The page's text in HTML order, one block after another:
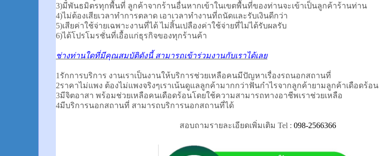
3)มีพันธมิตรทุกพื้นที่ ลูกค้าจากร้านอื่นหากเข้าในเขตพื้นที่ของท่านจะเข้าเป็นลูกค้าร้านท่าน
4)ไม่ต้องเสียเวลาทำการตลาด เอาเวลาทำงานที่ถนัดและรับเงินดีกว่า
5)เสียค่าใช้จ่ายเฉพาะงานที่ได้ ไม่สิ้นเปลืองค่าใช้จ่ายที่ไม่ได้รับผลรับ
6)ได้โปรโมรชั่นที่เอื้อแก่ธุรกิจของทุกร้านค้า
ช่างท่านใดที่มีคุณสมบัติดังนี้ สามารถเข้าร่วมงานกับเราได้เลย
1รักการบริการ งานเราเป็นงานให้บริการช่วยเหลือคนมีปัญหาเรื่องรถนอกสถานที่
2ราคาไม่แพง ต้องไม่แพงจริงๆเราเน้นดูแลลูกค้ามากกว่าฟันกำไรจากลูกค้ายามลูกค้าเดือดร้อน
3มีจิตอาสา พร้อมช่วยเหลือคนเดือดร้อนโดยใช้ความสามารถทางอาชีพเราช่วยเหลือ
4มีบริการนอกสถานที่ สามารถบริการนอกสถานที่ได้
สอบถามรายละเอียดเพิ่มเติม Tel : 098-2566366